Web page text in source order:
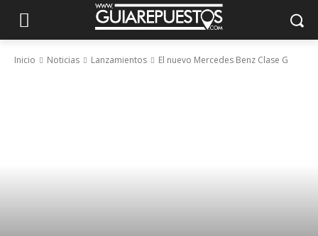
Inicio Noticias Lanzamientos El nuevo Mercedes Benz Clase G